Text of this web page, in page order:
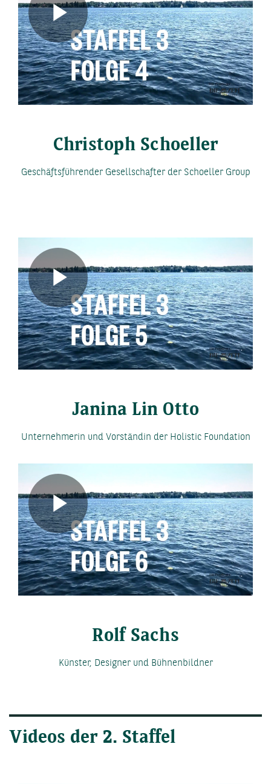
Play
Video
Christoph Schoeller
Geschäftsführender Gesellschafter der Schoeller Group
Play
Video
Janina Lin Otto
Unternehmerin und Vorständin der Holistic Foundation
Play
Video
Rolf Sachs
Künster, Designer und Bühnenbildner
Videos der 2. Staffel